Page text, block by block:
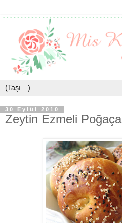
30 Eylül 2010
Zeytin Ezmeli Poğaça